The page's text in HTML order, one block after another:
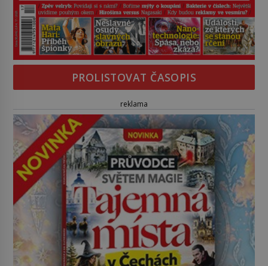
PROLISTOVAT ČASOPIS
reklama